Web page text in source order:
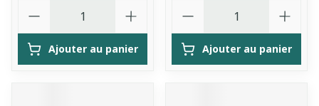
Ajouter au panier Ajouter au panier